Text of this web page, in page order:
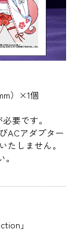
）×1個
要です。
ACアダプター
たしません。
」